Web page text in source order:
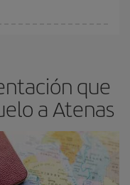
que
a Atenas